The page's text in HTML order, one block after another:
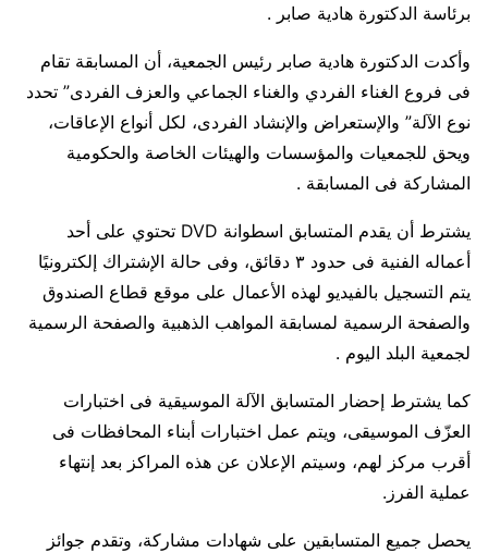
برئاسة الدكتورة هادية صابر .
وأكدت الدكتورة هادية صابر رئيس الجمعية، أن المسابقة تقام
فى فروع الغناء الفردي والغناء الجماعي والعزف الفردى” تحدد
نوع الآلة” والإستعراض والإنشاد الفردى، لكل أنواع الإعاقات،
ويحق للجمعيات والمؤسسات والهيئات الخاصة والحكومية
المشاركة فى المسابقة‎ .
يشترط أن يقدم المتسابق اسطوانة DVD تحتوي على أحد
أعماله الفنية فى حدود ٣ دقائق، وفى حالة الإشتراك إلكترونيًا
يتم التسجيل بالفيديو لهذه الأعمال على موقع قطاع الصندوق
والصفحة الرسمية لمسابقة المواهب الذهبية والصفحة الرسمية
لجمعية البلد اليوم .
كما يشترط إحضار المتسابق الآلة الموسيقية فى اختبارات
العزّف الموسيقى، ويتم عمل اختبارات أبناء المحافظات فى
أقرب مركز لهم، وسيتم الإعلان عن هذه المراكز بعد إنتهاء
عملية الفرز.
يحصل جميع المتسابقين على شهادات مشاركة، وتقدم جوائز